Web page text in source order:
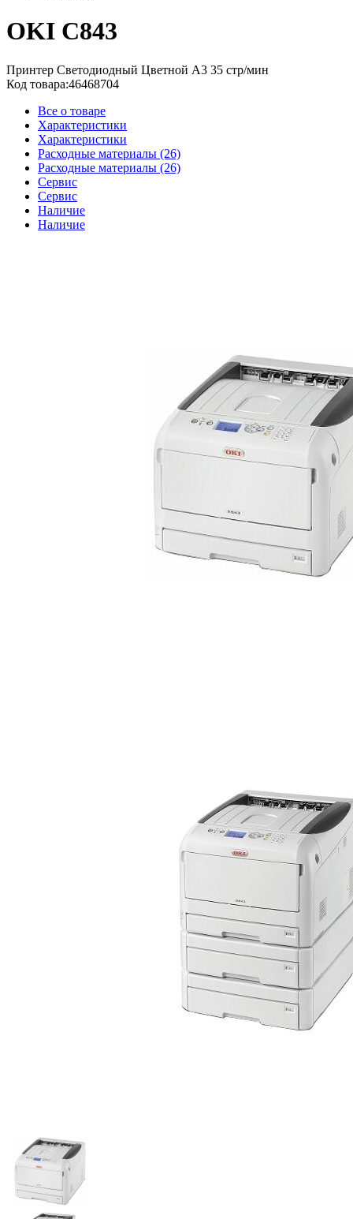
OKI C843
Принтер Светодиодный Цветной A3 35 стр/мин
Код товара:46468704
Все о товаре
Характеристики
Характеристики
Расходные материалы (26)
Расходные материалы (26)
Сервис
Сервис
Наличие
Наличие